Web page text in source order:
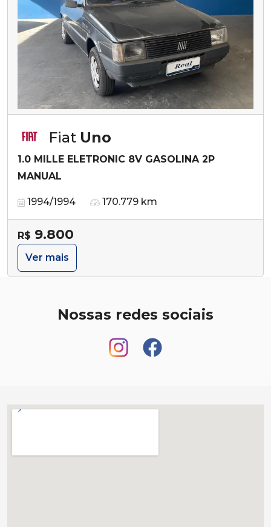
Fiat Uno
1.0 MILLE ELETRONIC 8V GASOLINA 2P
MANUAL
1994/1994 170.779 km
R$ 9.800
Ver mais
Nossas redes sociais